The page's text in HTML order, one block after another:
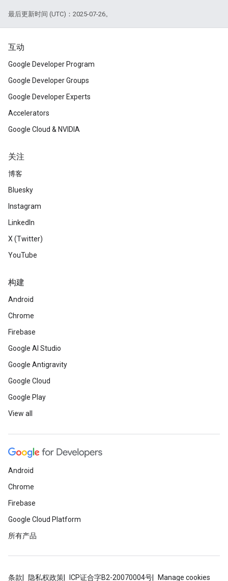
最后更新时间 (UTC)：2025-07-26。
互动
Google Developer Program
Google Developer Groups
Google Developer Experts
Accelerators
Google Cloud & NVIDIA
关注
博客
Bluesky
Instagram
LinkedIn
X (Twitter)
YouTube
构建
Android
Chrome
Firebase
Google AI Studio
Google Antigravity
Google Cloud
Google Play
View all
Android
Chrome
Firebase
Google Cloud Platform
所有产品
条款 隐私权政策 ICP证合字B2-20070004号 Manage cookies